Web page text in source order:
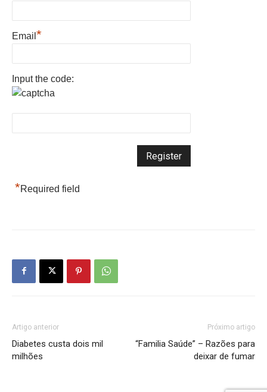
Email *
Input the code:
*Required field
Artigo anterior
Diabetes custa dois mil
milhões
Próximo artigo
“Familia Saúde” – Razões para
deixar de fumar